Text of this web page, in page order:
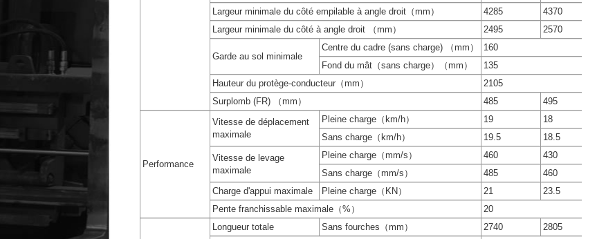
Largeur minimale du côté empilable à angle droit（mm）
4285
4370
Largeur minimale du côté à angle droit （mm）
2495 2570
Garde au sol minimale
Centre du cadre (sans charge) （mm）
160
Fond du mât（sans charge）（mm）
135
Hauteur du protège-conducteur（mm）
2105
Surplomb (FR) （mm）
485 495
Performance
Vitesse de déplacement
maximale
Pleine charge（km/h） 19
18
Sans charge（km/h）
19.5
18.5
Vitesse de levage
maximale
Pleine charge（mm/s） 460
430
Sans charge（mm/s）
485
460
Charge d'appui maximale
Pleine charge（KN） 21
23.5
Pente franchissable maximale（%）
20
Longueur totale Sans fourches（mm） 2740
2805